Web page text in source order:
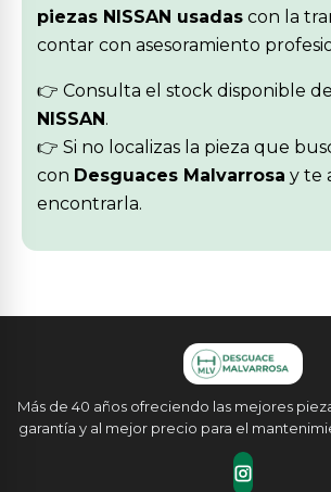
piezas NISSAN usadas con la
contar con asesoramiento
👉 Consulta el stock disponible
NISSAN.
👉 Si no localizas la pieza que
con Desguaces Malvarrosa y te
encontrarla.
Más de 40 años ofreciendo las mejores
garantía y al mejor precio para el